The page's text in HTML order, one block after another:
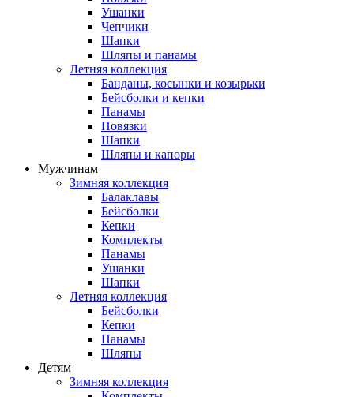
Ушанки
Чепчики
Шапки
Шляпы и панамы
Летняя коллекция
Банданы, косынки и козырьки
Бейсболки и кепки
Панамы
Повязки
Шапки
Шляпы и капоры
Мужчинам
Зимняя коллекция
Балаклавы
Бейсболки
Кепки
Комплекты
Панамы
Ушанки
Шапки
Летняя коллекция
Бейсболки
Кепки
Панамы
Шляпы
Детям
Зимняя коллекция